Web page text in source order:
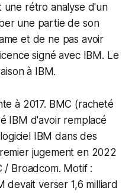
une rétro analyse d'un
une partie de son
et de ne pas avoir
signé avec IBM. Le
à IBM.
à 2017. BMC (racheté
IBM d'avoir remplacé
IBM dans des
jugement en 2022
/ Broadcom. Motif :
verser 1,6 milliard